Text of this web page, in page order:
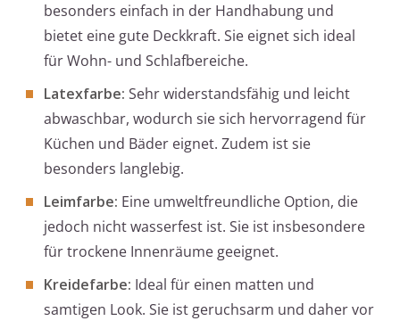
besonders einfach in der Handhabung und
bietet eine gute Deckkraft. Sie eignet sich ideal
für Wohn- und Schlafbereiche.
Latexfarbe: Sehr widerstandsfähig und leicht
abwaschbar, wodurch sie sich hervorragend für
Küchen und Bäder eignet. Zudem ist sie
besonders langlebig.
Leimfarbe: Eine umweltfreundliche Option, die
jedoch nicht wasserfest ist. Sie ist insbesondere
für trockene Innenräume geeignet.
Kreidefarbe: Ideal für einen matten und
samtigen Look. Sie ist geruchsarm und daher vor